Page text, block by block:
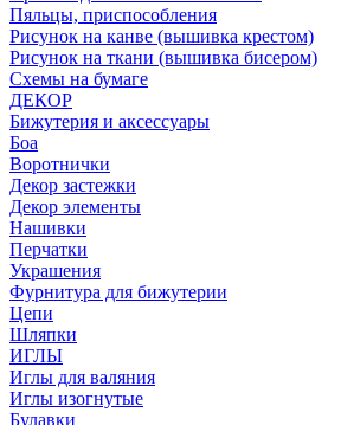
Пяльцы, приспособления
Рисунок на канве (вышивка крестом)
Рисунок на ткани (вышивка бисером)
Схемы на бумаге
ДЕКОР
Бижутерия и аксессуары
Боа
Воротнички
Декор застежки
Декор элементы
Нашивки
Перчатки
Украшения
Фурнитура для бижутерии
Цепи
Шляпки
ИГЛЫ
Иглы для валяния
Иглы изогнутые
Булавки